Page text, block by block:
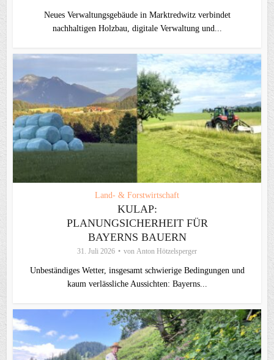
Neues Verwaltungsgebäude in Marktredwitz verbindet
nachhaltigen Holzbau, digitale Verwaltung und...
Land- & Forstwirtschaft
KULAP:
PLANUNGSICHERHEIT FÜR
BAYERNS BAUERN
31. Juli 2026 von Anton Hötzelsperger
Unbeständiges Wetter, insgesamt schwierige Bedingungen und
kaum verlässliche Aussichten: Bayerns...